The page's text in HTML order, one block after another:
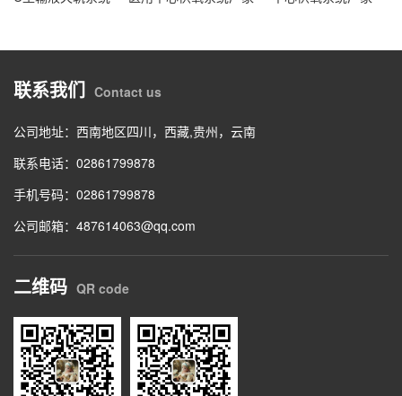
联系我们 Contact us
公司地址：西南地区四川，西藏,贵州，云南
联系电话：02861799878
手机号码：02861799878
公司邮箱：487614063@qq.com
二维码 QR code